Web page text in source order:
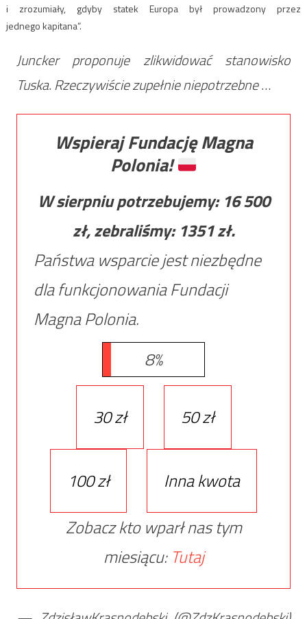
i zrozumiały, gdyby statek Europa był prowadzony przez
jednego kapitana”.
Juncker proponuje zlikwidować stanowisko
Tuska. Rzeczywiście zupełnie niepotrzebne …
Wspieraj Fundację Magna
Polonia!
W sierpniu potrzebujemy: 16 500
zł, zebraliśmy: 1351zł.
Państwa wsparcie jest niezbędne
dla funkcjonowania Fundacji
Magna Polonia.
8%
30 zł 50 zł
100 zł
Inna kwota
Zobacz kto wparł nas tym
miesiącu: Tutaj